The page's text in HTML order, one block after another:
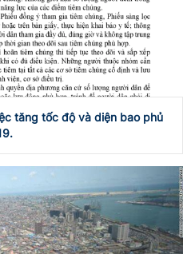
tăng tốc độ và diện bao phủ